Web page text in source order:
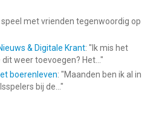
speel met vrienden tegenwoordig op
& Digitale Krant: " Ik mis het
weer toevoegen? Het... "
boerenleven: "Maanden ben ik al in
bij de... "